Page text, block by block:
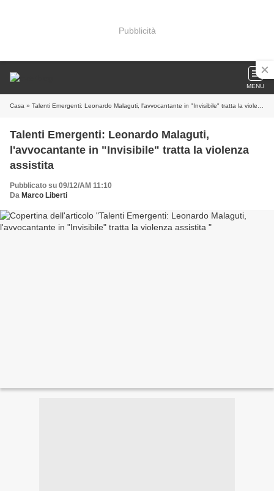
Pubblicità
MENU
Casa » Talenti Emergenti: Leonardo Malaguti, l'avvocantante in "Invisibile" tratta la violenza assistita
Talenti Emergenti: Leonardo Malaguti,
l'avvocantante in "Invisibile" tratta la violenza
assistita
Pubblicato su 09/12/AM 11:10
Da Marco Liberti